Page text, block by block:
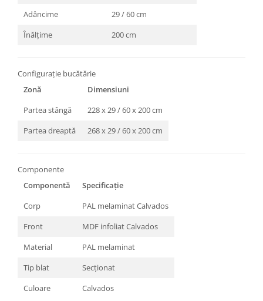
Adâncime
29 / 60 cm
Înălțime
200 cm
Configurație bucătărie
Zonă
Dimensiuni
Partea stângă
228 x 29 / 60 x 200 cm
Partea dreaptă
268 x 29 / 60 x 200 cm
Componente
Componentă
Specificație
Corp
PAL melaminat Calvados
Front
MDF infoliat Calvados
Material
PAL melaminat
Tip blat
Secționat
Culoare
Calvados